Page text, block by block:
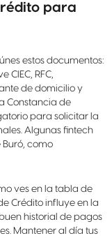
para
estos documentos:
CIEC, RFC,
de domicilio y
Constancia de
para solicitar la
Algunas fintech
como
ves en la tabla de
Crédito influye en la
historial de pagos
Mantener al día tus